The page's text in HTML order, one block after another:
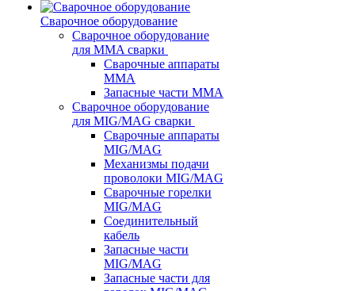
Сварочное оборудование
Сварочное оборудование
для MMA сварки
Сварочные аппараты
MMA
Запасные части MMA
Сварочное оборудование
для MIG/MAG сварки
Сварочные аппараты
MIG/MAG
Механизмы подачи
проволоки MIG/MAG
Сварочные горелки
MIG/MAG
Соединительный
кабель
Запасные части
MIG/MAG
Запасные части для